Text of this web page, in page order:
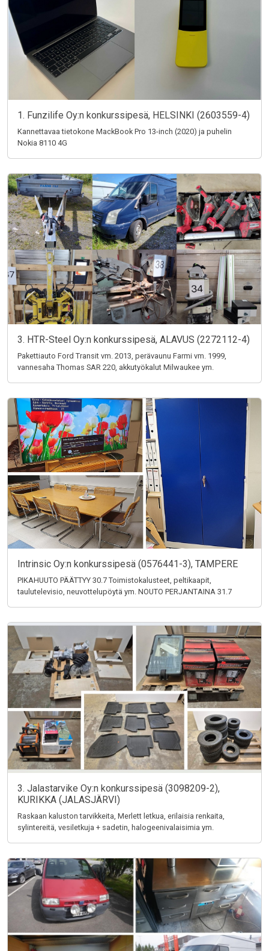
1. Funzilife Oy:n konkurssipesä, HELSINKI (2603559-4)
Kannettavaa tietokone MackBook Pro 13-inch (2020) ja puhelin
Nokia 8110 4G
3. HTR-Steel Oy:n konkurssipesä, ALAVUS (2272112-4)
Pakettiauto Ford Transit vm. 2013, perävaunu Farmi vm. 1999,
vannesaha Thomas SAR 220, akkutyökalut Milwaukee ym.
Intrinsic Oy:n konkurssipesä (0576441-3), TAMPERE
PIKAHUUTO PÄÄTTYY 30.7 Toimistokalusteet, peltikaapit,
taulutelevisio, neuvottelupöytä ym. NOUTO PERJANTAINA 31.7
3. Jalastarvike Oy:n konkurssipesä (3098209-2),
KURIKKA (JALASJÄRVI)
Raskaan kaluston tarvikkeita, Merlett letkua, erilaisia renkaita,
sylintereitä, vesiletkuja + sadetin, halogeenivalaisimia ym.